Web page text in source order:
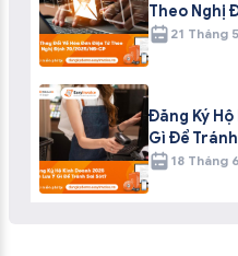
Theo Nghị
21 Tháng
Đăng Ký
Gì Để
18 Tháng